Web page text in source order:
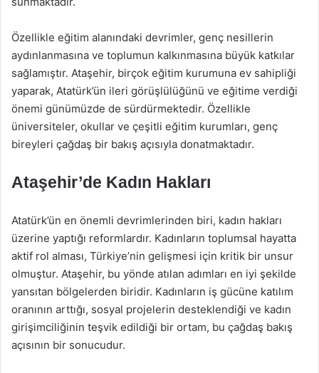
Özellikle eğitim alanındaki devrimler, genç nesillerin
aydınlanmasına ve toplumun kalkınmasına büyük katkılar
sağlamıştır. Ataşehir, birçok eğitim kurumuna ev sahipliği
yaparak, Atatürk’ün ileri görüşlülüğünü ve eğitime verdiği
önemi günümüzde de sürdürmektedir. Özellikle
üniversiteler, okullar ve çeşitli eğitim kurumları, genç
bireyleri çağdaş bir bakış açısıyla donatmaktadır.
Ataşehir’de Kadın Hakları
Atatürk’ün en önemli devrimlerinden biri, kadın hakları
üzerine yaptığı reformlardır. Kadınların toplumsal hayatta
aktif rol alması, Türkiye’nin gelişmesi için kritik bir unsur
olmuştur. Ataşehir, bu yönde atılan adımları en iyi şekilde
yansıtan bölgelerden biridir. Kadınların iş gücüne katılım
oranının arttığı, sosyal projelerin desteklendiği ve kadın
girişimciliğinin teşvik edildiği bir ortam, bu çağdaş bakış
açısının bir sonucudur.